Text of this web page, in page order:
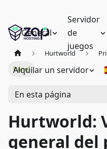
General
Servidor
de
juegos
Alquilar un servidor
Hurtworld
Panel
En esta página
Hurtworld:
general del